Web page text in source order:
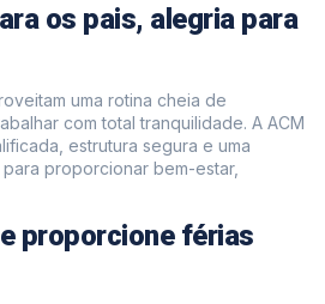
os pais, alegria para
uma rotina cheia de
com total tranquilidade. A ACM
estrutura segura e uma
proporcionar bem-estar,
proporcione férias